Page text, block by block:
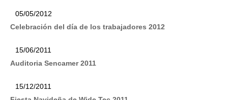
05/05/2012
Celebración del día de los trabajadores 2012
15/06/2011
Auditoria Sencamer 2011
15/12/2011